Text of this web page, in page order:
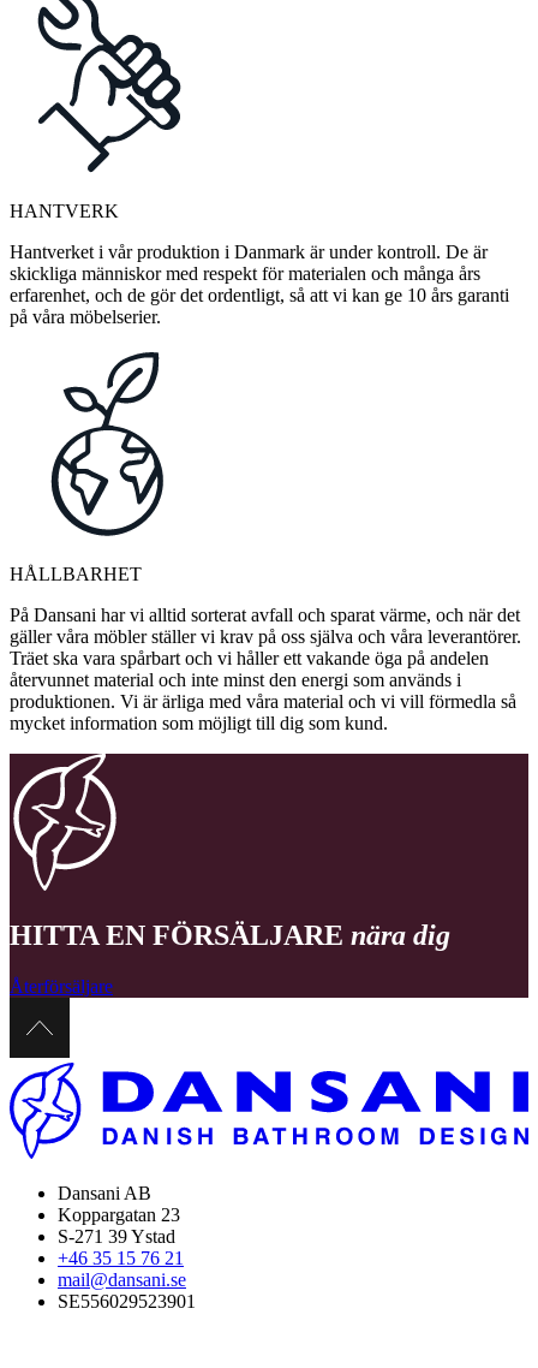
HANTVERK
Hantverket i vår produktion i Danmark är under kontroll. De är
skickliga människor med respekt för materialen och många års
erfarenhet, och de gör det ordentligt, så att vi kan ge 10 års garanti
på våra möbelserier.
HÅLLBARHET
På Dansani har vi alltid sorterat avfall och sparat värme, och när det
gäller våra möbler ställer vi krav på oss själva och våra leverantörer.
Träet ska vara spårbart och vi håller ett vakande öga på andelen
återvunnet material och inte minst den energi som används i
produktionen. Vi är ärliga med våra material och vi vill förmedla så
mycket information som möjligt till dig som kund.
HITTA EN FÖRSÄLJARE nära dig
Återförsäljare
Dansani AB
Koppargatan 23
S-271 39 Ystad
+46 35 15 76 21
mail@dansani.se
SE556029523901